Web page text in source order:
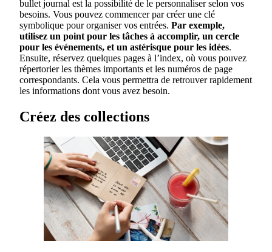
bullet journal est la possibilité de le personnaliser selon vos
besoins. Vous pouvez commencer par créer une clé
symbolique pour organiser vos entrées. Par exemple,
utilisez un point pour les tâches à accomplir, un cercle
pour les événements, et un astérisque pour les idées.
Ensuite, réservez quelques pages à l’index, où vous pouvez
répertorier les thèmes importants et les numéros de page
correspondants. Cela vous permettra de retrouver rapidement
les informations dont vous avez besoin.
Créez des collections